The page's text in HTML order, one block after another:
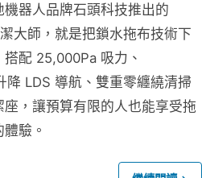
器人品牌石頭科技推出的
大師，就是把鎖水拖布技術下
配 25,000Pa 吸力、
LDS 導航、雙重零纏繞清掃
，讓預算有限的人也能享受拖
驗。